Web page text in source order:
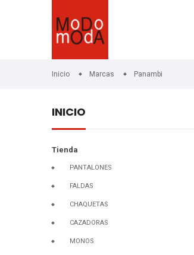
Inicio Marcas Panambi
INICIO
Tienda
PANTALONES
FALDAS
CHAQUETAS
CAZADORAS
MONOS